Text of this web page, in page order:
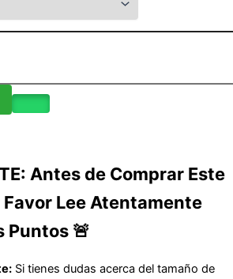
Antes de Comprar Este
Lee Atentamente
Puntos 🚨
Si tienes dudas acerca del tamaño de